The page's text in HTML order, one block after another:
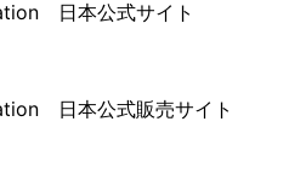
日本公式サイト
日本公式販売サイト